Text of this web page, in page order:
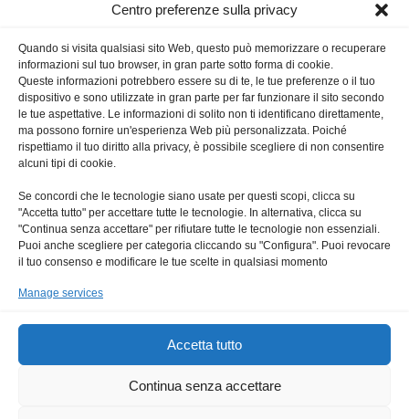
Centro preferenze sulla privacy
Quando si visita qualsiasi sito Web, questo può memorizzare o recuperare
informazioni sul tuo browser, in gran parte sotto forma di cookie.
Queste informazioni potrebbero essere su di te, le tue preferenze o il tuo
dispositivo e sono utilizzate in gran parte per far funzionare il sito secondo
le tue aspettative. Le informazioni di solito non ti identificano direttamente,
ma possono fornire un'esperienza Web più personalizzata. Poiché
rispettiamo il tuo diritto alla privacy, è possibile scegliere di non consentire
alcuni tipi di cookie.
Se concordi che le tecnologie siano usate per questi scopi, clicca su
"Accetta tutto" per accettare tutte le tecnologie. In alternativa, clicca su
"Continua senza accettare" per rifiutare tutte le tecnologie non essenziali.
Puoi anche scegliere per categoria cliccando su "Configura". Puoi revocare
il tuo consenso e modificare le tue scelte in qualsiasi momento
Manage services
Accetta tutto
Continua senza accettare
Cerca nel Sito
Prossimi Eventi